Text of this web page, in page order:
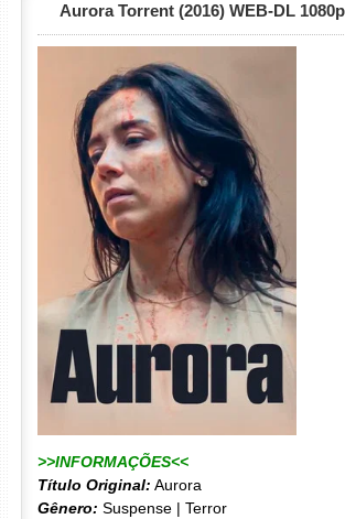
Aurora Torrent (2016) WEB-DL
>>INFORMAÇÕES<<
Título Original: Aurora
Gênero: Suspense | Terror